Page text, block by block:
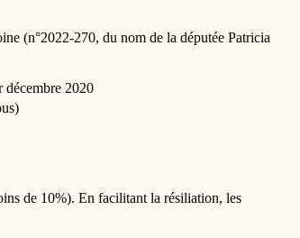
(n°2022-270, du nom de la députée Patricia
2020
de 10%). En facilitant la résiliation, les